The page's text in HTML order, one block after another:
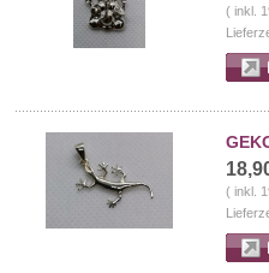
( inkl.
( inkl.